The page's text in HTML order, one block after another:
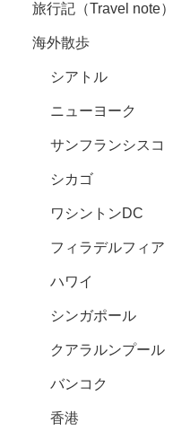
旅行記（Travel note）
海外散歩
シアトル
ニューヨーク
サンフランシスコ
シカゴ
ワシントンDC
フィラデルフィア
ハワイ
シンガポール
クアラルンプール
バンコク
香港